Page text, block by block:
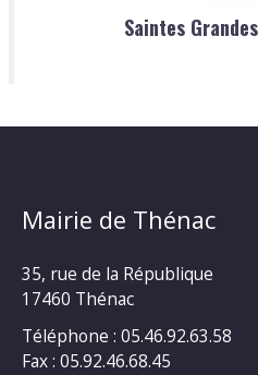
Saintes
Mairie de Thénac
35, rue de la République
17460 Thénac
Téléphone : 05.46.92.63.58
Fax : 05.92.46.68.45